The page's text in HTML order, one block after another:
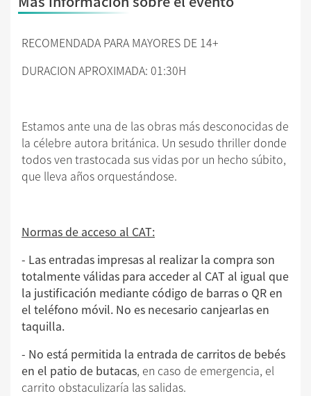
RECOMENDADA PARA MAYORES DE 14+
DURACION APROXIMADA: 01:30H
Estamos ante una de las obras más desconocidas de
la célebre autora británica. Un sesudo thriller donde
todos ven trastocada sus vidas por un hecho súbito,
que lleva años orquestándose.
Normas de acceso al CAT:
- Las entradas impresas al realizar la compra son
totalmente válidas para acceder al CAT al igual que
la justificación mediante código de barras o QR en
el teléfono móvil. No es necesario canjearlas en
taquilla.
- No está permitida la entrada de carritos de bebés
en el patio de butacas, en caso de emergencia, el
carrito obstaculizaría las salidas.